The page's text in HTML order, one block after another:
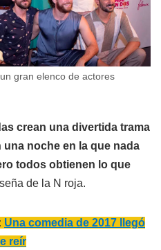
gran elenco de actores
crean una divertida trama
noche en la que nada
todos obtienen lo que
de la N roja.
Una comedia de 2017 llegó
reír